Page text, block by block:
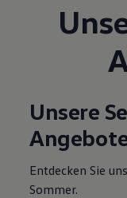
Digitale
Unsere
Entdecken Sie
Sommer.